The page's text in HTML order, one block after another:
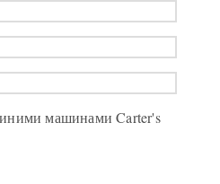
машинами Carter's